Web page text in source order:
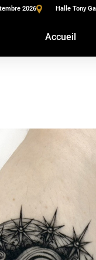
2026 Halle Tony
Accueil